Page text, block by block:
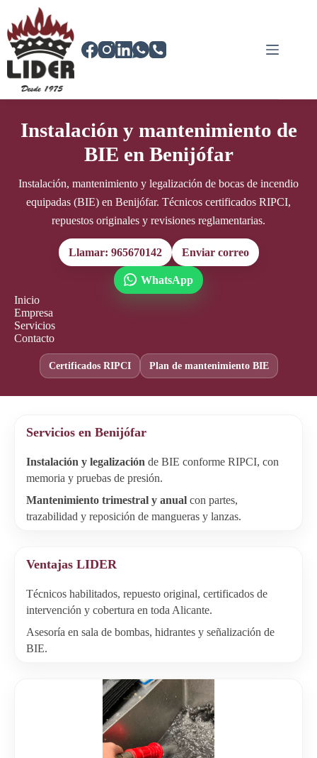
contenido
Instalación y mantenimiento de
BIE en Benijófar
Instalación, mantenimiento y legalización de bocas de incendio
equipadas (BIE) en Benijófar. Técnicos certificados RIPCI,
repuestos originales y revisiones reglamentarias.
Llamar: 965670142 Enviar correo
WhatsApp
Inicio
Empresa
Servicios
Contacto
Certificados RIPCI Plan de mantenimiento BIE
Servicios en Benijófar
Instalación y legalización de BIE conforme RIPCI, con
memoria y pruebas de presión.
Mantenimiento trimestral y anual con partes,
trazabilidad y reposición de mangueras y lanzas.
Ventajas LIDER
Técnicos habilitados, repuesto original, certificados de
intervención y cobertura en toda Alicante.
Asesoría en sala de bombas, hidrantes y señalización de
BIE.